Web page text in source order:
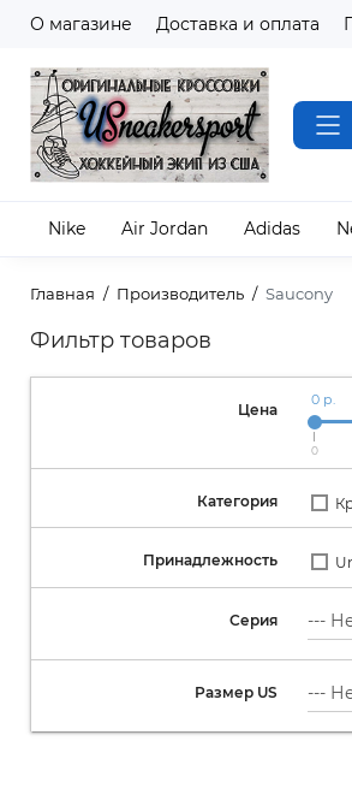
О магазине Доставка и оплата
Nike Air Jordan Adidas
Главная Производитель Saucony
Фильтр товаров
Цена
0 р.
0
Категория
Принадлежность
Серия
Размер US